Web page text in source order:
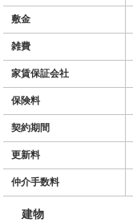
敷金
雑費
家賃保証会社
保険料
契約期間
更新料
仲介手数料
建物